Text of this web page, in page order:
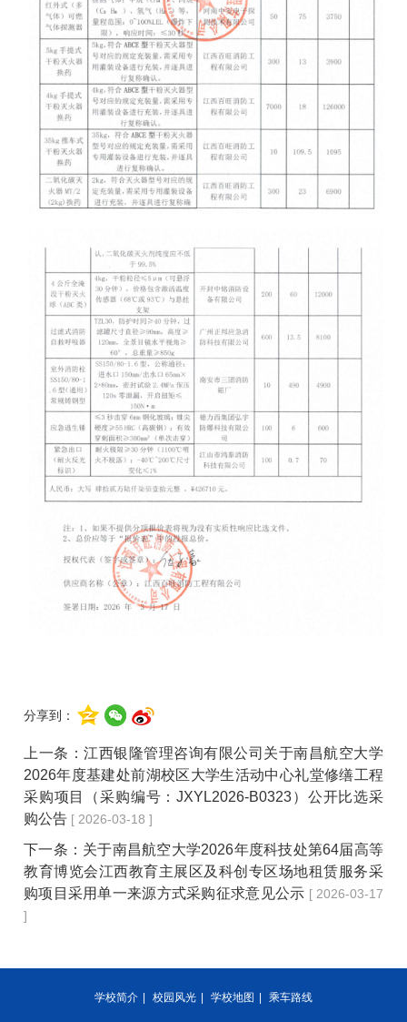
分享到：
上一条：江西银隆管理咨询有限公司关于南昌航空大学
2026年度基建处前湖校区大学生活动中心礼堂修缮工程
采购项目（采购编号：JXYL2026-B0323）公开比选采
购公告 [ 2026-03-18 ]
下一条： 关于南昌航空大学2026年度科技处第64届高等
教育博览会江西教育主展区及科创专区场地租赁服务采
购项目采用单一来源方式采购征求意见公示 [ 2026-03-17
]
学校简介 校园风光 学校地图 乘车路线